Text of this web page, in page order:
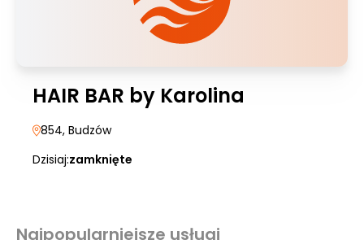
HAIR BAR by Karolina
854, Budzów
Dzisiaj:zamknięte
Najpopularniejsze usługi